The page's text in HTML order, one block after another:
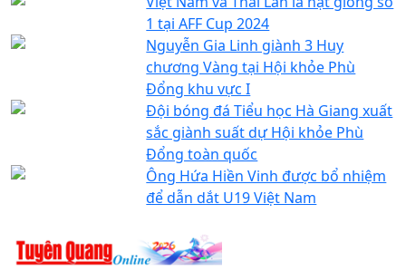
1 tại AFF Cup 2024
Nguyễn Gia Linh giành 3 Huy
chương Vàng tại Hội khỏe Phù
Đổng khu vực I
Đội bóng đá Tiểu học Hà Giang xuất
sắc giành suất dự Hội khỏe Phù
Đổng toàn quốc
Ông Hứa Hiền Vinh được bổ nhiệm
để dẫn dắt U19 Việt Nam